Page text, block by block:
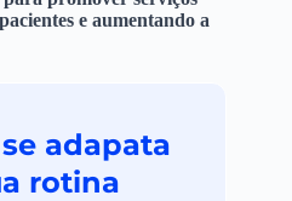
e aumentando a
adapata
rotina